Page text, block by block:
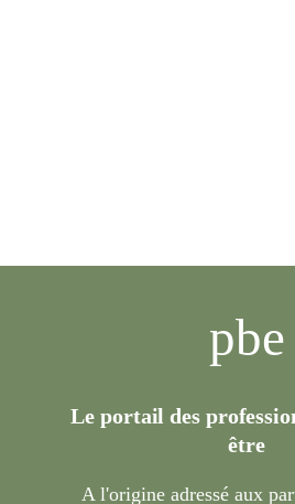
pbe
Le portail des
être
A l'origine adressé aux